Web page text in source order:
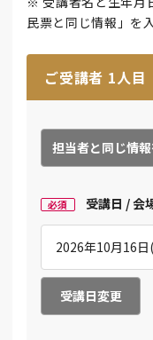
民票と同じ情報」を
ご受講者 1人目
担当者と同じ情
必須 受講日 / 会
受講日変更